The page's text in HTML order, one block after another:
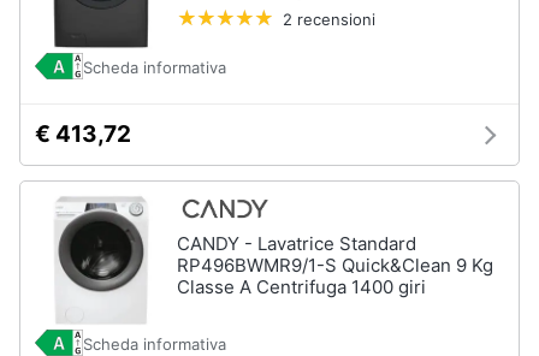
2 recensioni
Scheda informativa
€ 413,72
CANDY - Lavatrice Standard
RP496BWMR9/1-S Quick&Clean 9 Kg
Classe A Centrifuga 1400 giri
Scheda informativa